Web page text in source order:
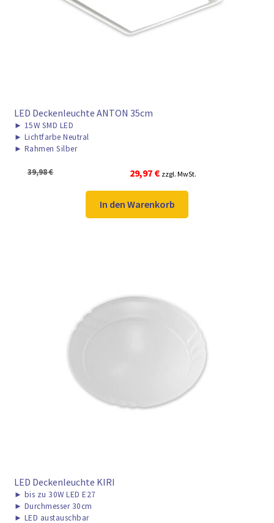
► ZAHLARTEN
► VERSANDARTEN
LED Deckenleuchte ANTON 35cm
► 15W SMD LED
► Lichtfarbe Neutral
► Rahmen Silber
39,98€
Ursprünglicher
Preis
war:
39,98 €
29,97 €Aktueller
Preis
ist:
29,97 €.
zzgl. MwSt.
In den Warenkorb
LED Deckenleuchte KIRI
► bis zu 30W LED E27
► Durchmesser 30cm
► LED austauschbar